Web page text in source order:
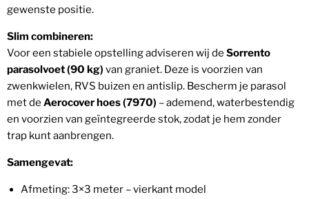
gewenste positie.
Slim combineren:
Voor een stabiele opstelling adviseren wij de Sorrento
parasolvoet (90 kg) van graniet. Deze is voorzien van
zwenkwielen, RVS buizen en antislip. Bescherm je parasol
met de Aerocover hoes (7970) – ademend, waterbestendig
en voorzien van geïntegreerde stok, zodat je hem zonder
trap kunt aanbrengen.
Samengevat:
Afmeting: 3×3 meter – vierkant model